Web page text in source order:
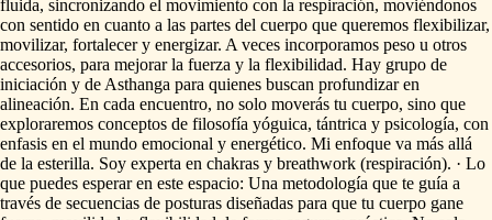
fluida, sincronizando el movimiento con la respiración, moviéndonos
con sentido en cuanto a las partes del cuerpo que queremos flexibilizar,
movilizar, fortalecer y energizar. A veces incorporamos peso u otros
accesorios, para mejorar la fuerza y la flexibilidad. Hay grupo de
iniciación y de Asthanga para quienes buscan profundizar en
alineación. En cada encuentro, no solo moverás tu cuerpo, sino que
exploraremos conceptos de filosofía yóguica, tántrica y psicología, con
enfasis en el mundo emocional y energético. Mi enfoque va más allá
de la esterilla. Soy experta en chakras y breathwork (respiración). · Lo
que puedes esperar en este espacio: Una metodología que te guía a
través de secuencias de posturas diseñadas para que tu cuerpo gane